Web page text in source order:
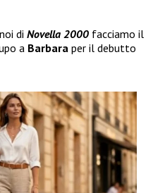
di Novella 2000 facciamo il
a Barbara per il debutto